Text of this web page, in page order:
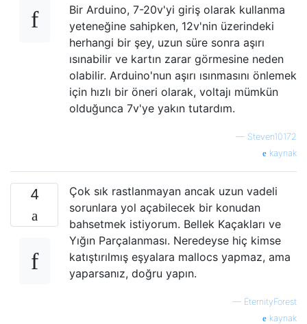
Bir Arduino, 7-20v'yi giriş olarak kullanma
yeteneğine sahipken, 12v'nin üzerindeki
herhangi bir şey, uzun süre sonra aşırı
ısınabilir ve kartın zarar görmesine neden
olabilir. Arduino'nun aşırı ısınmasını önlemek
için hızlı bir öneri olarak, voltajı mümkün
olduğunca 7v'ye yakın tutardım.
— Steven10172
kaynak
4
Çok sık rastlanmayan ancak uzun vadeli
sorunlara yol açabilecek bir konudan
bahsetmek istiyorum. Bellek Kaçakları ve
Yığın Parçalanması. Neredeyse hiç kimse
katıştırılmış eşyalara mallocs yapmaz, ama
yaparsanız, doğru yapın.
— EternityForest
kaynak